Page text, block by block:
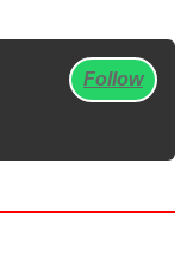
Follow